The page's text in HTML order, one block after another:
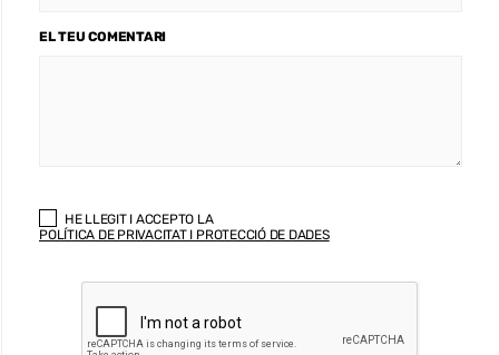
EL TEU COMENTARI
HE LLEGIT I ACCEPTO LA
POLÍTICA DE PRIVACITAT I PROTECCIÓ DE DADES